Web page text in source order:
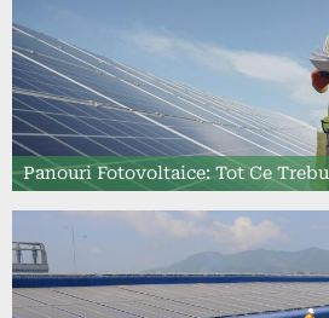
Panouri Fotovoltaice: Tot Ce